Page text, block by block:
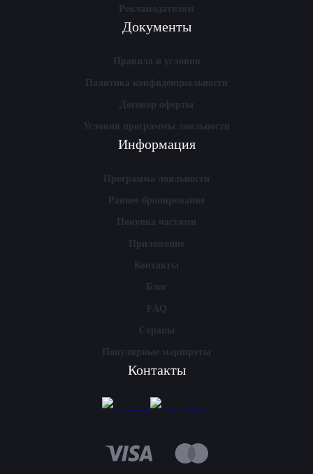
Рекламодателям
Документы
Правила и условия
Политика конфиденциальности
Договор оферты
Условия программы лояльности
Информация
Программа лояльности
Раннее бронирование
Покупка частями
Приложение
Контакты
Блог
FAQ
Страны
Популярные маршруты
Контакты